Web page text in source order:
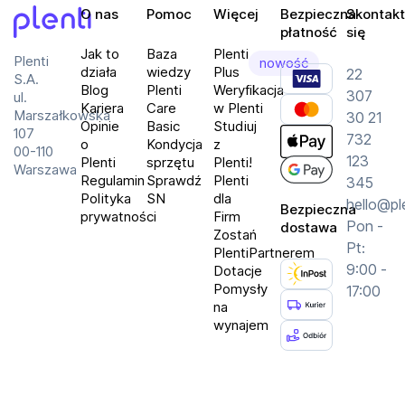
Kluczowe parametry
czas pracy:150 min
czas ładowania:230 min
pojemność zbiornika na kurz:0.25 l
poziom hałasu:
67 dB
moc ssąca:10 kPa
kamera laserowa, LiDAR Sensor
Plenti
S.A.
ul.
Marszałkowska
107
00-110
Warszawa
O nas
Jak to
działa
Blog
Kariera
Opinie
o
Plenti
Regulamin
Polityka
prywatności
Pomoc
Baza
wiedzy
Plenti
Care
Basic
Kondycja
sprzętu
Sprawdź
SN
Więcej
Plenti
Plus
nowość
Weryfikacja
w Plenti
Studiuj
z
Plenti!
Plenti
dla
Firm
Zostań
PlentiPartnerem
Dotacje
Pomysły
na
wynajem
Bezpieczna
płatność
Bezpieczna
dostawa
się
22
307
30 21
732
123
345
Pon -
Pt:
9:00 -
17:00